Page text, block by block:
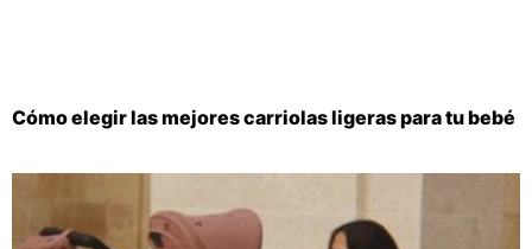
Cómo elegir las mejores carriolas ligeras para tu bebé